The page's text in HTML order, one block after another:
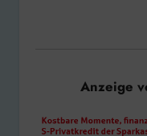
Anzeige